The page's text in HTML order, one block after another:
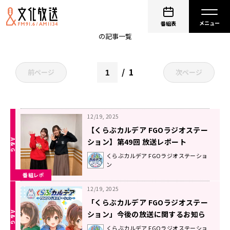
番組表
の記事一覧
前ページ 1 次ページ
番組レポ
12/19, 2025
【くらぶカルデア FGOラジオステー
ション】第49回 放送レポート
くらぶカルデア FGOラジオステーショ
ン
12/19, 2025
「くらぶカルデア FGOラジオステー
ション」今後の放送に関するお知ら
せ
くらぶカルデア FGOラジオステーショ